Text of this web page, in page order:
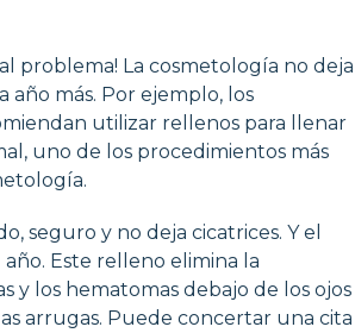
problema! La cosmetología no deja
año más. Por ejemplo, los
utilizar rellenos para llenar
uno de los procedimientos más
seguro y no deja cicatrices. Y el
Este relleno elimina la
y los hematomas debajo de los ojos
arrugas. Puede concertar una cita